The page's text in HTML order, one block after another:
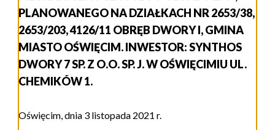
PLANOWANEGO NA DZIAŁKACH NR 2653/38,
2653/203, 4126/11 OBRĘB DWORY I, GMINA
MIASTO OŚWIĘCIM. INWESTOR: SYNTHOS
DWORY 7 SP. Z O.O. SP. J. W OŚWIĘCIMIU UL.
CHEMIKÓW 1.
Oświęcim, dnia 3 listopada 2021 r.